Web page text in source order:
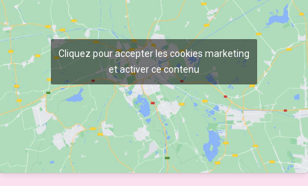
Cliquez pour accepter les cookies marketing
et activer ce contenu